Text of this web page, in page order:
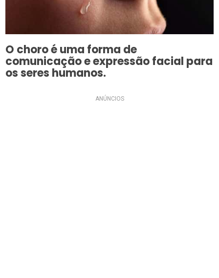
O choro é uma forma de
comunicação e expressão facial para
os seres humanos.
ANÚNCIOS